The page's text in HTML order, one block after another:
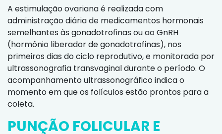
A estimulação ovariana é realizada com
administração diária de medicamentos hormonais
semelhantes às gonadotrofinas ou ao GnRH
(hormônio liberador de gonadotrofinas), nos
primeiros dias do ciclo reprodutivo, e monitorada por
ultrassonografia transvaginal durante o período. O
acompanhamento ultrassonográfico indica o
momento em que os folículos estão prontos para a
coleta.
PUNÇÃO FOLICULAR E